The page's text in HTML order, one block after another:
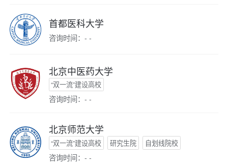
首都医科大学
咨询时间：- -
北京中医药大学
“双一流”建设高校
咨询时间：- -
北京师范大学
“双一流”建设高校 研究生院 自划线院校
咨询时间：- -